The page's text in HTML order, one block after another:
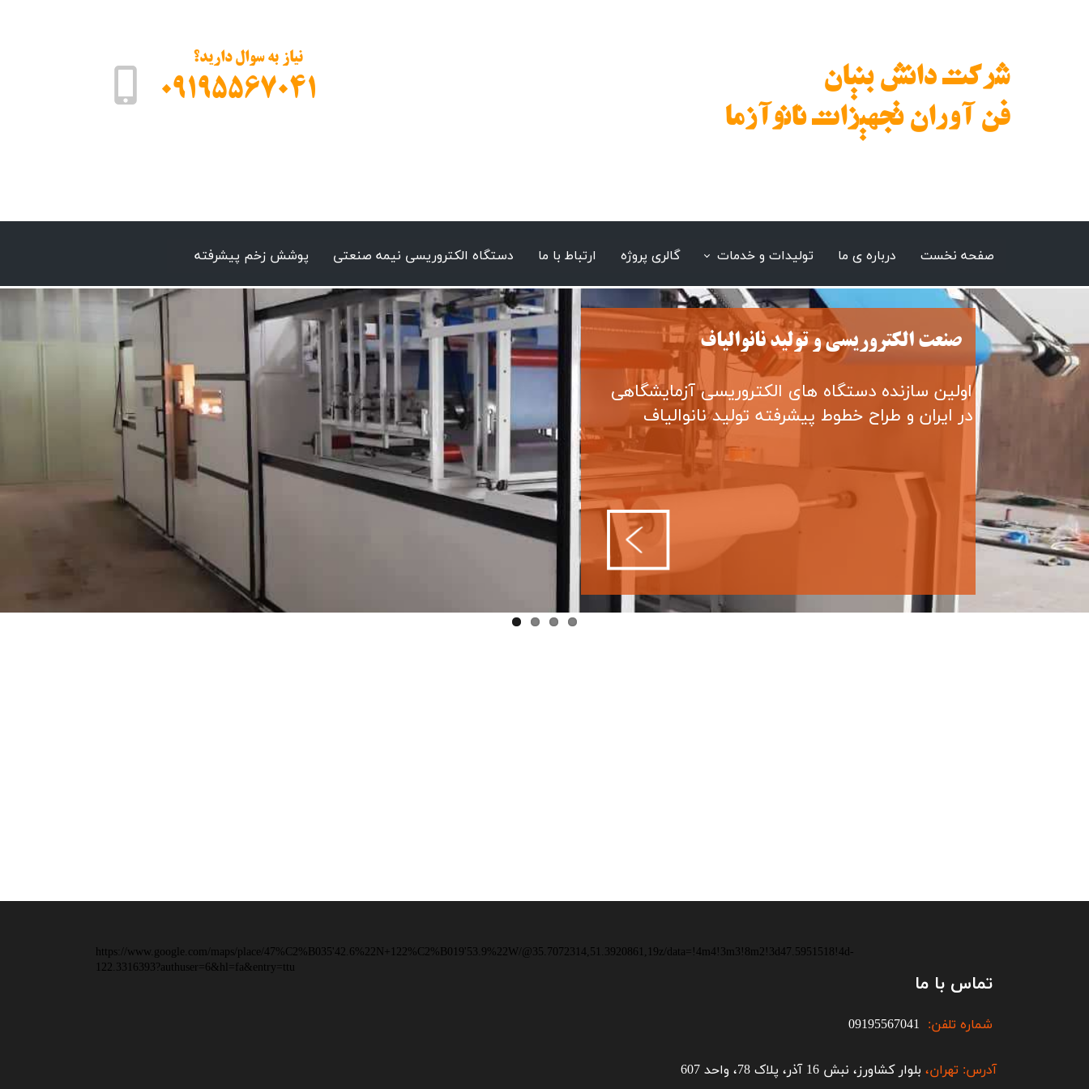
صنعت الکتروریسی و تولید نانوالیاف
اولین سازنده دستگاه های الکتروریسی آزمایشگاهی
در ایران و طراح خطوط پیشرفته تولید نانوالیاف
شرکت دانش بنیان
فن آوران تجهیزات نانوآزما
نیاز به سوال دارید؟
09195567041
صفحه نخست درباره ی ما تولیدات و خدمات گالری پروژه ارتباط با ما دستگاه الکتروریسی نیمه صنعتی پوشش زخم پیشرفته
تماس با ما
شماره تلفن:
آدرس: تهران، بلوار کشاورز، نبش 16 آذر، پلاک 78، واحد 607
https://www.google.com/maps/place/47%C2%B035'42.6%22N+122%C2%B019'53.9%22W/@35.7072314,51.3920861,19z/data=!4m4!3m3!8m2!3d47.5951518!4d-
122.3316393?authuser=6&hl=fa&entry=ttu